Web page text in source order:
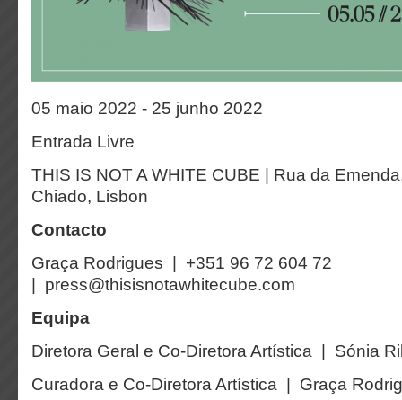
05 maio 2022 - 25 junho 2022
Entrada Livre
THIS IS NOT A WHITE CUBE | Rua da
Chiado, Lisbon
Contacto
Graça Rodrigues | +351 96 72 604 72
| press@thisisnotawhitecube.com
Equipa
Diretora Geral e Co-Diretora Artística | Sónia
Curadora e Co-Diretora Artística | Graça